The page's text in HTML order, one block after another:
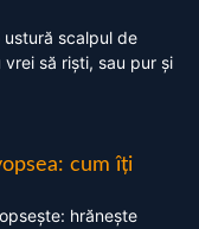
scalpul de
să riști, sau pur și
cum îți
hrănește